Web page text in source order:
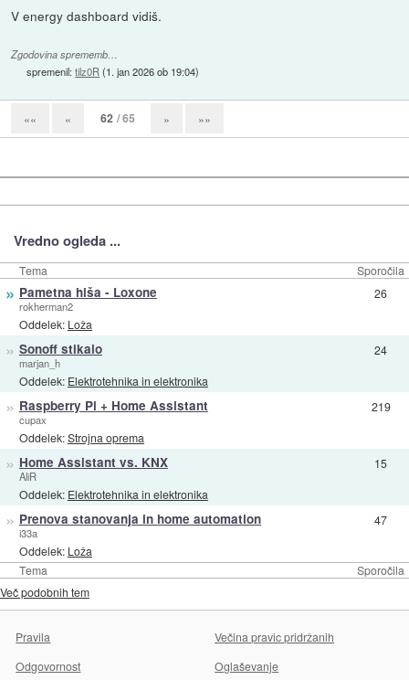
V energy dashboard vidiš.
Zgodovina sprememb…
spremenil:tilz0R (1. jan 2026 ob 19:04)
«« « 62 / 65 » »»
Vredno ogleda ...
Tema Sporočila
Tema Sporočila
» Pametna hiša - Loxone
rokherman2
Oddelek: Loža
26
» Sonoff stikalo
marjan_h
Oddelek: Elektrotehnika in elektronika
24
» Raspberry Pi + Home Assistant
cupax
Oddelek:Strojna oprema
219
» Home Assistant vs. KNX
AliR
Oddelek: Elektrotehnika in elektronika
15
» Prenova stanovanja in home automation
i33a
Oddelek: Loža
47
Več podobnih tem
Pravila
Večina pravic pridržanih
Odgovornost
Oglaševanje